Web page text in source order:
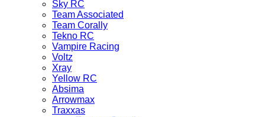
Sky RC
Team Associated
Team Corally
Tekno RC
Vampire Racing
Voltz
Xray
Yellow RC
Absima
Arrowmax
Traxxas